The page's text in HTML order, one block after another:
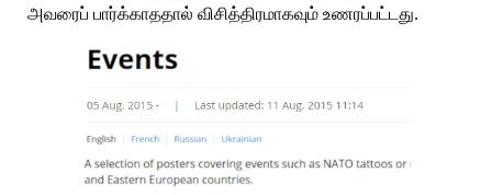
அவரைப் பார்க்காததால் விசித்திரமாகவும் உணரப்பட்டது.